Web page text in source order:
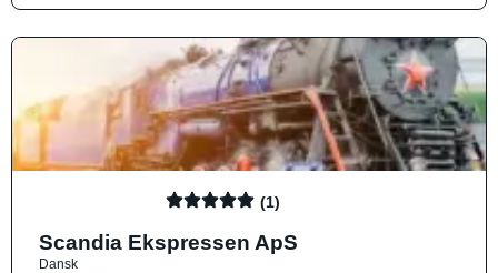
(1)
Scandia Ekspressen ApS
Dansk